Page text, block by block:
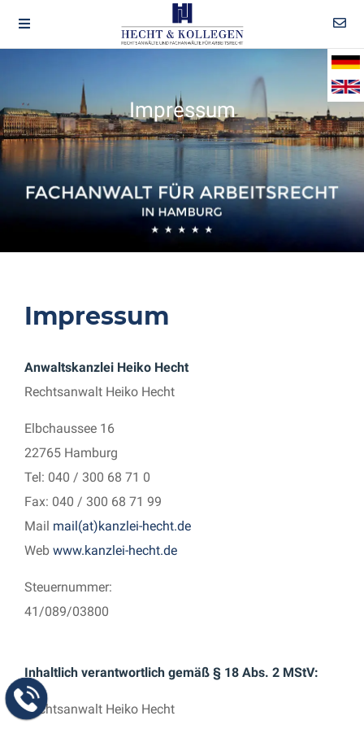
Impressum
Impressum
Anwaltskanzlei Heiko Hecht
Rechtsanwalt Heiko Hecht
Elbchaussee 16
22765 Hamburg
Tel: 040 / 300 68 71 0
Fax: 040 / 300 68 71 99
Mail mail(at)kanzlei-hecht.de
Web www.kanzlei-hecht.de
Steuernummer:
41/089/03800
Inhaltlich verantwortlich gemäß § 18 Abs. 2 MStV:
Rechtsanwalt Heiko Hecht